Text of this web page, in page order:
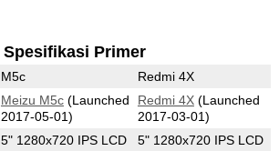
Spesifikasi Primer
M5c Redmi 4X
Meizu M5c(Launched
2017-05-01)
Redmi 4X(Launched
2017-03-01)
5" 1280x720 IPS LCD 5" 1280x720 IPS LCD